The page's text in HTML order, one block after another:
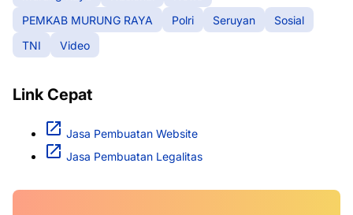
PEMKAB MURUNG RAYA
Polri Seruyan
Sosial
TNI
Video
Link Cepat
Jasa Pembuatan Website
Jasa Pembuatan Legalitas